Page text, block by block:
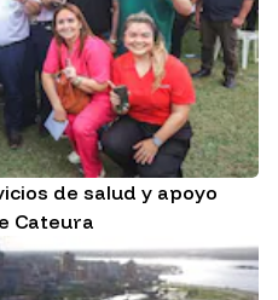
de salud y apoyo
Cateura